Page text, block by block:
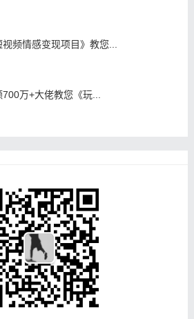
视频情感变现项目》教您...
万+大佬教您《玩...